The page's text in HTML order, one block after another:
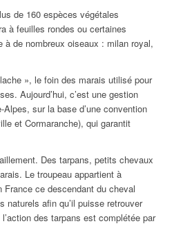
de 160 espèces végétales
à feuilles rondes ou certaines
de nombreux oiseaux : milan royal,
», le foin des marais utilisé pour
Aujourd’hui, c’est une gestion
sur la base d’une convention
et Cormaranche), qui garantit
Des tarpans, petits chevaux
Le troupeau appartient à
France ce descendant du cheval
afin qu’il puisse retrouver
des tarpans est complétée par